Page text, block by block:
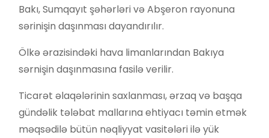
Bakı, Sumqayıt şəhərləri və Abşeron rayonuna
sərinişin daşınması dayandırılır.
Ölkə ərazisindəki hava limanlarından Bakıya
sərnişin daşınmasına fasilə verilir.
Ticarət əlaqələrinin saxlanması, ərzaq və başqa
gündəlik tələbat mallarına ehtiyacı təmin etmək
məqsədilə bütün nəqliyyat vasitələri ilə yük